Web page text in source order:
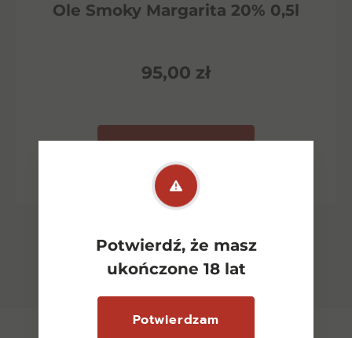
Potwierdź, że masz
ukończone 18 lat
Potwierdzam
Ole Smoky Margarita 20% 0,5l
95,00 zł